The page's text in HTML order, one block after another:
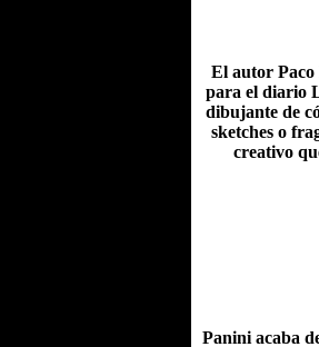
El autor Paco
para el diario
dibujante de
sketches o
creativo
Panini acaba